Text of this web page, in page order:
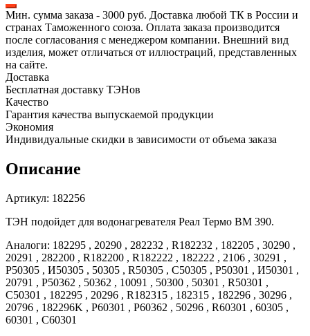
водонагревателя
Ariston,
Real
1.2
кВт,
182256
Мин. сумма заказа - 3000 руб. Доставка любой ТК в России и
странах Таможенного союза. Оплата заказа производится
после согласования с менеджером компании. Внешний вид
изделия, может отличаться от иллюстраций, представленных
на сайте.
Доставка
Бесплатная доставку ТЭНов
Качество
Гарантия качества выпускаемой продукции
Экономия
Индивидуальные скидки в зависимости от объема заказа
Описание
Артикул: 182256
ТЭН подойдет для водонагревателя Реал Термо ВМ 390.
Аналоги: 182295 , 20290 , 282232 , R182232 , 182205 , 30290 ,
20291 , 282200 , R182200 , R182222 , 182222 , 2106 , 30291 ,
Р50305 , И50305 , 50305 , R50305 , C50305 , Р50301 , И50301 ,
20791 , Р50362 , 50362 , 10091 , 50300 , 50301 , R50301 ,
C50301 , 182295 , 20296 , R182315 , 182315 , 182296 , 30296 ,
20796 , 182296K , Р60301 , Р60362 , 50296 , R60301 , 60305 ,
60301 , C60301